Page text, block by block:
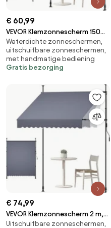
€ 60,99
VEVOR Klemzonnescherm 150
cm, in hoogte verstelbaar
zonnescherm met handslinger,
terraszonnescherm met UPF
80+ zonbescherming,
balkonzonnescherm, ideaal
voor terras, balkon en tuin,
donkergrijs
Waterdichte zonneschermen,
uitschuifbare zonneschermen,
met handmatige bediening
Gratis bezorging
€ 74,99
VEVOR Klemzonnescherm 2 m,
in hoogte verstelbaar
Uitschuifbare zonneschermen,